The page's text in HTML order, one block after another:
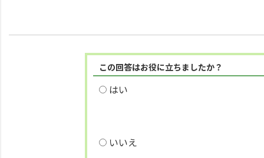
この回答はお役に立ちましたか？
はい
いいえ